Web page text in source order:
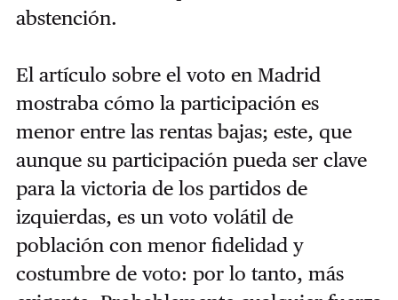
abstención.
El artículo sobre el voto en Madrid
mostraba cómo la participación es
menor entre las rentas bajas; este, que
aunque su participación pueda ser clave
para la victoria de los partidos de
izquierdas, es un voto volátil de
población con menor fidelidad y
costumbre de voto: por lo tanto, más